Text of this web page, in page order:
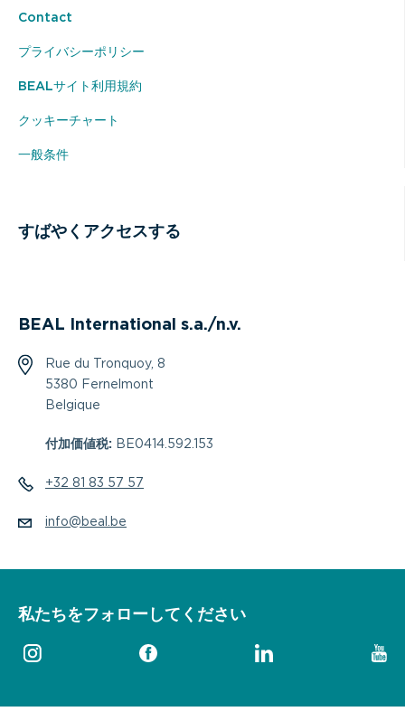
Contact
プライバシーポリシー
BEALサイト利用規約
クッキーチャート
一般条件
すばやくアクセスする
BEAL International s.a./n.v.
Rue du Tronquoy, 8
5380 Fernelmont
Belgique
付加価値税: BE0414.592.153
+32 81 83 57 57
info@beal.be
私たちをフォローしてください